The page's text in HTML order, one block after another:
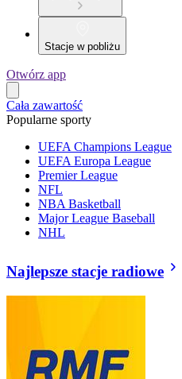
Stacje w pobliżu
Otwórz app
Cała zawartość
Popularne sporty
UEFA Champions League
UEFA Europa League
Premier League
NFL
NBA Basketball
Major League Baseball
NHL
Najlepsze stacje radiowe